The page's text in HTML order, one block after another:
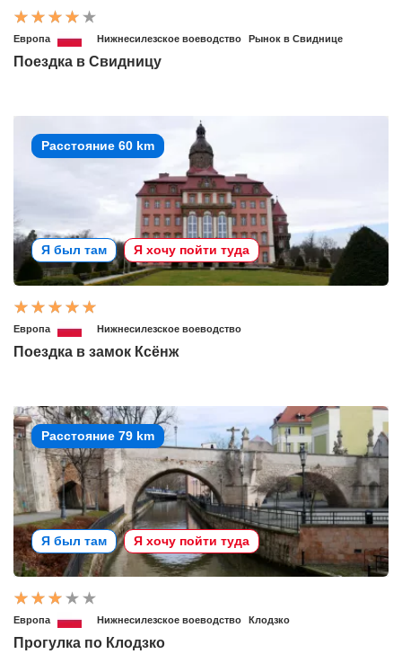
Европа Нижнесилезское воеводство Рынок в Свиднице
Поездка в Свидницу
Расстояние 60 km
Я был там Я хочу пойти туда
Европа Нижнесилезское воеводство
Поездка в замок Ксёнж
Расстояние 79 km
Я был там Я хочу пойти туда
Европа Нижнесилезское воеводство Клодзко
Прогулка по Клодзко